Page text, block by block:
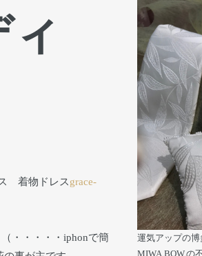
着物ドレスgrace-
・・・・・iphonで簡
運気アップの博
MIWA.BOW.の